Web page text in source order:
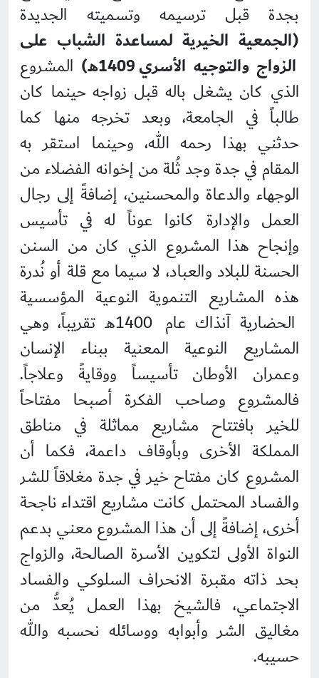
بجدة قبل ترسيمه وتسميته الجديدة
(الجمعية الخيرية لمساعدة الشباب على
الزواج والتوجيه الأسري 1409هـ)
المشروع
الذي كان يشغل باله قبل زواجه حينما كان
طالباً في الجامعة، وبعد تخرجه منها كما
حدثني بهذا رحمه الله، وحينما استقر به
المقام في جدة وجد ثُلة من إخوانه الفضلاء من
الوجهاء والدعاة والمحسنين، إضافةً إلى رجال
العمل والإدارة كانوا عوناً له في تأسيس
وإنجاح هذا المشروع الذي كان من السنن
الحسنة للبلاد والعباد، لا سيما مع قلة أو نُدرة
هذه المشاريع التنموية النوعية المؤسسية
الحضارية آنذاك عام 1400هـ تقريباً، وهي
المشاريع النوعية المعنية ببناء الإنسان
وعمران الأوطان تأسيساً ووقايةً وعلاجاً.
فالمشروع وصاحب الفكرة أصبحا مفتاحاً
للخير بافتتاح مشاريع مماثلة في مناطق
المملكة الأخرى وبأوقاف داعمة، فكما أن
المشروع كان مفتاح خير في جدة مغلاقاً للشر
والفساد المحتمل كانت مشاريع اقتداء ناجحة
أخرى، إضافةً إلى أن هذا المشروع معني بدعم
النواة الأولى لتكوين الأسرة الصالحة، والزواج
بحد ذاته مقبرة الانحراف السلوكي والفساد
الاجتماعي، فالشيخ بهذا العمل يُعدُّ من
مغاليق الشر وأبوابه ووسائله نحسبه والله
حسيبه.